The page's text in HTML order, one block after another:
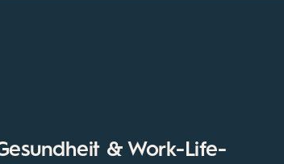
& Work-Life-